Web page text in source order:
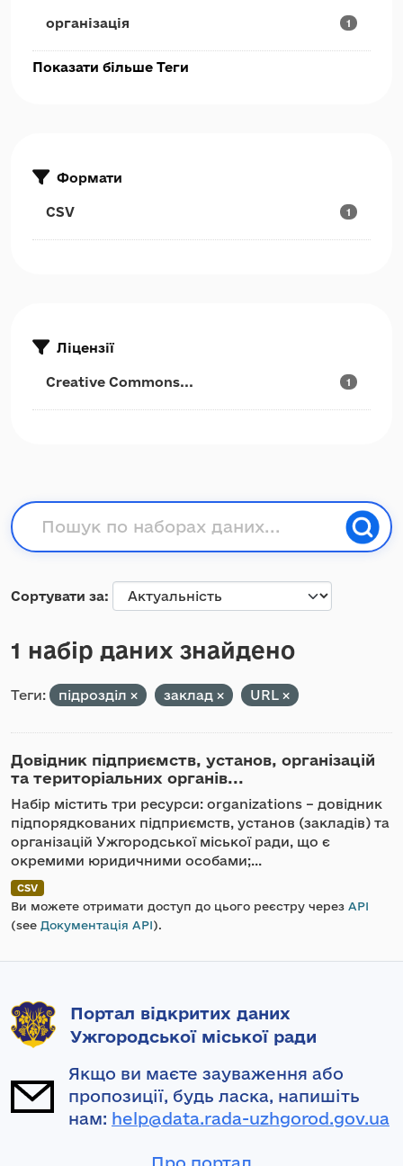
організація 1
Показати більше Теги
Формати
CSV 1
Ліцензії
Creative Commons... 1
Сортувати за
1 набір даних знайдено
Теги: підрозділ заклад URL
Довідник підприємств, установ, організацій
та територіальних органів...
Набір містить три ресурси: organizations – довідник
підпорядкованих підприємств, установ (закладів) та
організацій Ужгородської міської ради, що є
окремими юридичними особами;...
CSV
Ви можете отримати доступ до цього реєстру через API
(see Документація API).
Портал відкритих даних
Ужгородської міської ради
Якщо ви маєте зауваження або
пропозиції, будь ласка, напишіть
нам: help@data.rada-uzhgorod.gov.ua